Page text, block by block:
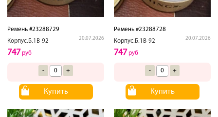
Ремень #23288729
Корпус.Б.1В-92
20.07.2026
747 руб
- +
Купить
Ремень #23288728
Корпус.Б.1В-92
20.07.2026
747 руб
- +
Купить